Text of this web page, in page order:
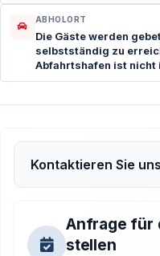
ABHOLORT
Die Gäste werden
selbstständig zu
Abfahrtshafen ist nicht
Kontaktieren Sie uns
Anfrage für
stellen